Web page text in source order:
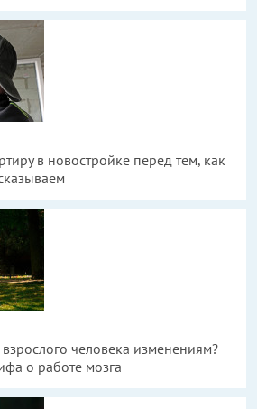
в новостройке перед тем, как
человека изменениям?
о работе мозга